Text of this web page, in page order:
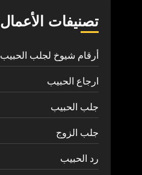
تصنيفات الأعمال
أرقام شيوخ لجلب الحبيب
ارجاع الحبيب
جلب الحبيب
جلب الزوج
رد الحبيب